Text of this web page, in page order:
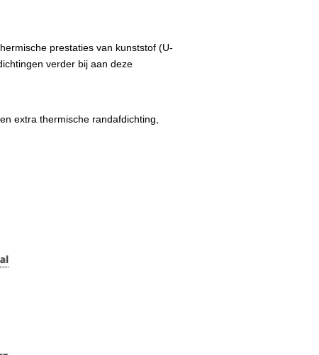
prestaties van kunststof (U-
verder bij aan deze
extra thermische randafdichting,